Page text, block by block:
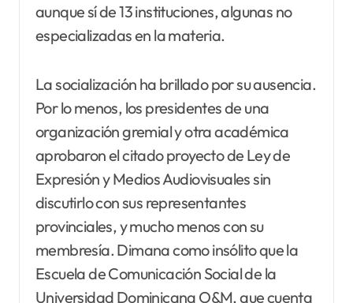
aunque sí de 13 instituciones, algunas no
especializadas en la materia.
La socialización ha brillado por su ausencia.
Por lo menos, los presidentes de una
organización gremial y otra académica
aprobaron el citado proyecto de Ley de
Expresión y Medios Audiovisuales sin
discutirlo con sus representantes
provinciales, y mucho menos con su
membresía. Dimana como insólito que la
Escuela de Comunicación Social de la
Universidad Dominicana O&M, que cuenta